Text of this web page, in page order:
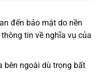
đến bảo mật do nền
tin về nghĩa vụ của
bên ngoài dù trong bất